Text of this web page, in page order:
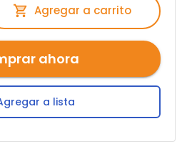
Agregar a carrito
ahora
a lista